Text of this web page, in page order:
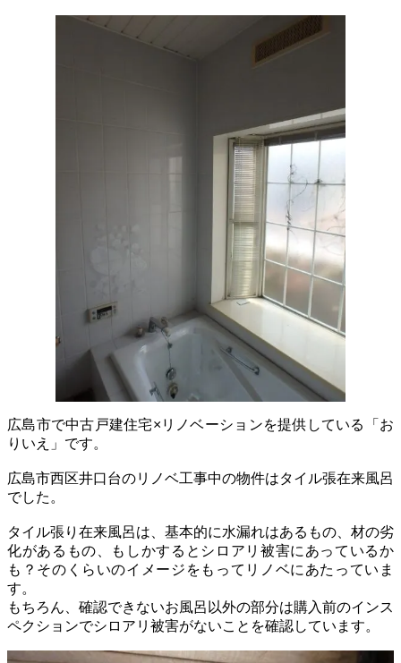
広島市で中古戸建住宅×リノベーションを提供している「お
りいえ」です。
広島市西区井口台のリノベ工事中の物件はタイル張在来風呂
でした。
タイル張り在来風呂は、基本的に水漏れはあるもの、材の劣
化があるもの、もしかするとシロアリ被害にあっているか
も？そのくらいのイメージをもってリノベにあたっていま
す。
もちろん、確認できないお風呂以外の部分は購入前のインス
ペクションでシロアリ被害がないことを確認しています。